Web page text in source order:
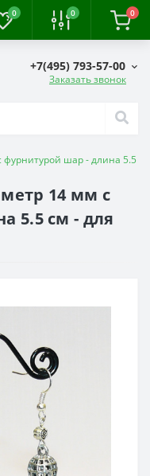
0 0 0
+7(495) 793-57-00
Заказать звонок
фурнитурой шар - длина 5.5 см
14 мм с
5.5 см - для